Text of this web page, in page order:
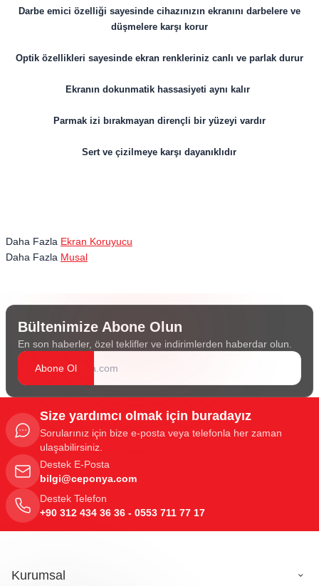
Darbe emici özelliği sayesinde cihazınızın ekranını darbelere ve
düşmelere karşı korur
Optik özellikleri sayesinde ekran renkleriniz canlı ve parlak durur
Ekranın dokunmatik hassasiyeti aynı kalır
Parmak izi bırakmayan dirençli bir yüzeyi vardır
Sert ve çizilmeye karşı dayanıklıdır
Daha Fazla Ekran Koruyucu
Daha Fazla Musal
Bültenimize Abone Olun
En son haberler, özel teklifler ve indirimlerden haberdar olun.
Abone Ol
Size yardımcı olmak için buradayız
Sorularınız için bize e-posta veya telefonla her zaman
ulaşabilirsiniz.
Destek E-Posta
bilgi@ceponya.com
Destek Telefon
+90 312 434 36 36 - 0553 711 77 17
Kurumsal